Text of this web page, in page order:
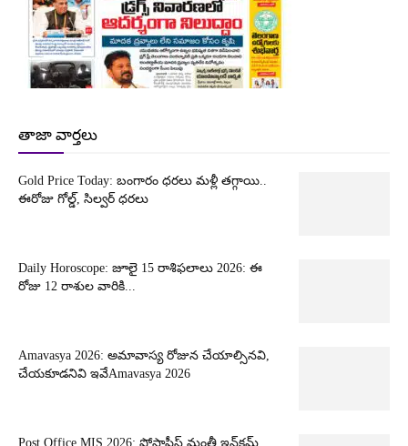
తాజా వార్తలు
Gold Price Today: బంగారం ధరలు మళ్లీ తగ్గాయి..
ఈరోజు గోల్డ్, సిల్వర్ ధరలు
Daily Horoscope: జూలై 15 రాశిఫలాలు 2026: ఈ
రోజు 12 రాశుల వారికి...
Amavasya 2026: అమావాస్య రోజున చేయాల్సినవి,
చేయకూడనివి ఇవేAmavasya 2026
Post Office MIS 2026: పోస్టాఫీస్ మంత్లీ ఇన్‌కమ్